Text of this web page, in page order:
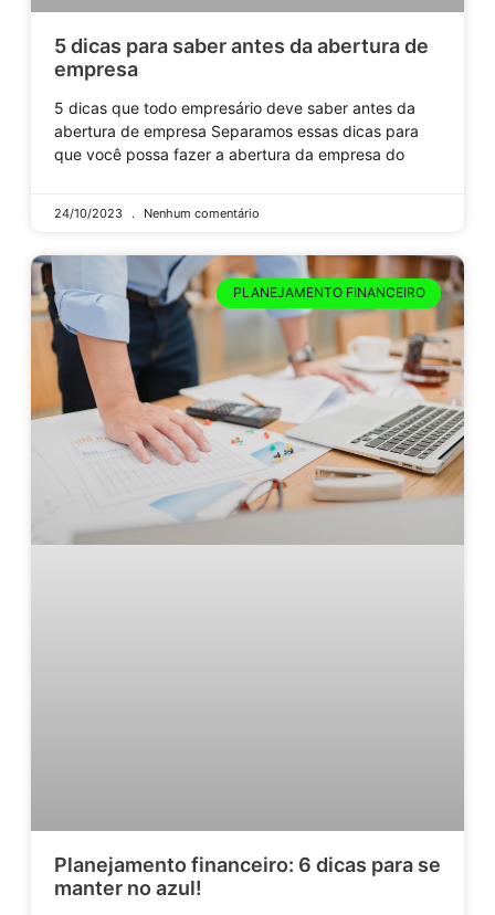
5 dicas para saber antes da abertura de
empresa
5 dicas que todo empresário deve saber antes da
abertura de empresa Separamos essas dicas para
que você possa fazer a abertura da empresa do
24/10/2023 Nenhum comentário
PLANEJAMENTO FINANCEIRO
Planejamento financeiro: 6 dicas para se
manter no azul!